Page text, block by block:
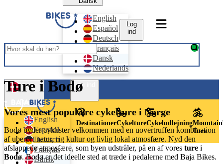
English
Español
Deutsch
Français
Dansk
Nederlands
Log
ind
Dansk
English
Español
Deutsch
Français
Dansk
Log ind
DestinationerCykeltureCykeludlejning
Ture
Ture i Bodø
Vores mest populære cykelture i Norge
Bodø byder cyklister velkommen med en uovertruffen kombination
af uberørt natur, rig kultur og livlig lokal atmosfære. Nyd den
afslappede atmosfære, som byen udstråler, på en af vores ture i
Bodø. Bodø er det ideelle sted at træde i pedalerne med Baja Bikes.